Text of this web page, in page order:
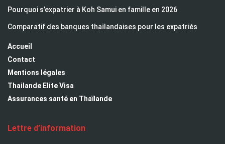
Pourquoi s’expatrier à Koh Samui en famille en 2026
Comparatif des banques thaïlandaises pour les expatriés
Accueil
Contact
Mentions légales
Thailande Elite Visa
Assurances santé en Thaïlande
Lettre d’information